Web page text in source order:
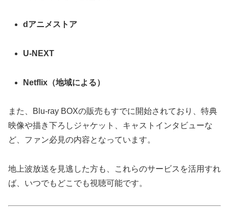
dアニメストア
U-NEXT
Netflix（地域による）
また、Blu-ray BOXの販売もすでに開始されており、特典
映像や描き下ろしジャケット、キャストインタビューな
ど、ファン必見の内容となっています。
地上波放送を見逃した方も、これらのサービスを活用すれ
ば、いつでもどこでも視聴可能です。